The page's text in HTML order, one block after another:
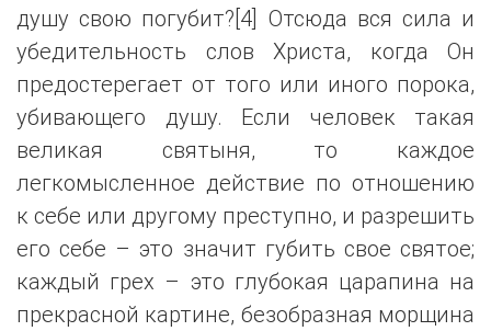
душу свою погубит?[4] Отсюда вся сила и
убедительность слов Христа, когда Он
предостерегает от того или иного порока,
убивающего душу. Если человек такая
великая святыня, то каждое
легкомысленное действие по отношению
к себе или другому преступно, и разрешить
его себе – это значит губить свое святое;
каждый грех – это глубокая царапина на
прекрасной картине, безобразная морщина